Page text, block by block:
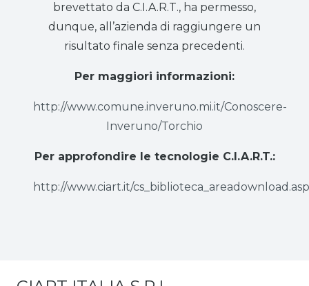
brevettato da C.I.A.R.T., ha permesso,
dunque, all’azienda di raggiungere un
risultato finale senza precedenti.
Per maggiori informazioni:
http://www.comune.inveruno.mi.it/Conoscere-
Inveruno/Torchio
Per approfondire le tecnologie C.I.A.R.T.:
http://www.ciart.it/